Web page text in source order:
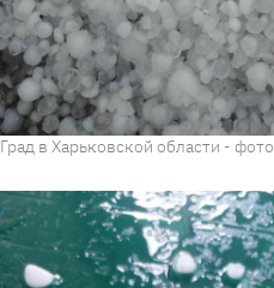
Град в Харьковской области -